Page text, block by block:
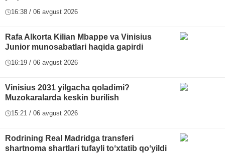
16:38 / 06 avgust 2026
Rafa Alkorta Kilian Mbappe va Vinisius
Junior munosabatlari haqida gapirdi
16:19 / 06 avgust 2026
Vinisius 2031 yilgacha qoladimi?
Muzokaralarda keskin burilish
15:21 / 06 avgust 2026
Rodrining Real Madridga transferi
shartnoma shartlari tufayli toʻxtatib qoʻyildi